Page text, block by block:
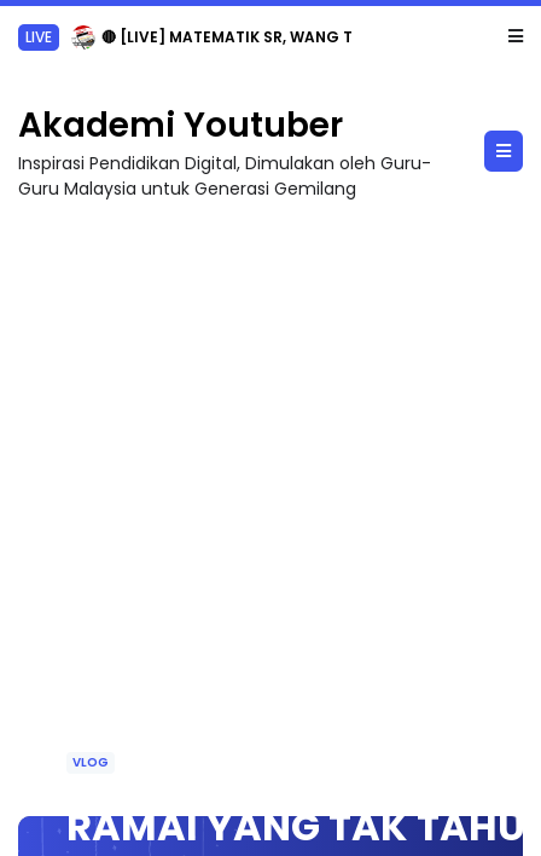
LIVE 🔴 [LIVE] MATEMATIK SR, WANG TAHUN 6 OLEH CIKGU ANITA #ALLINONE #141 #...
Akademi Youtuber
Inspirasi Pendidikan Digital, Dimulakan oleh Guru-
Guru Malaysia untuk Generasi Gemilang
VLOG
RAMAI YANG TAK TAHU!